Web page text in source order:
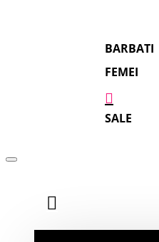
BARBATI
FEMEI
SALE